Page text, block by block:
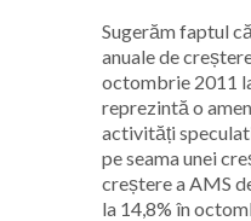
Sugerăm faptul
anuale de
octombrie 2011
reprezintă o
activități
pe seama unei
creștere a AMS
la 14,8% în